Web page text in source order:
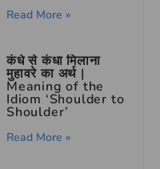
Read More »
कंधे से कंधा मिलाना
मुहावरे का अर्थ |
Meaning of the
Idiom ‘Shoulder to
Shoulder’
Read More »